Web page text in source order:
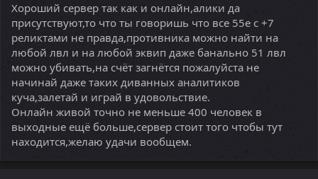
Хороший сервер так как и онлайн,алики да
присутствуют,то что ты говоришь что все 55е с +7
реликтами не правда,противника можно найти на
любой лвл и на любой эквип даже банально 51 лвл
можно убивать,на счёт загнётся пожалуйста не
начинай даже таких диванных аналитиков
куча,залетай и играй в удовольствие.
Онлайн живой точно не меньше 400 человек в
выходные ещё больше,сервер стоит того чтобы тут
находится,желаю удачи вообщем.